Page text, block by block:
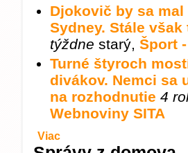
Djokovič by sa
Sydney. Stále
týždne starý, Šport
Turné štyroch
divákov. Nemci sa
na rozhodnutie 4
Webnoviny SITA
Viac